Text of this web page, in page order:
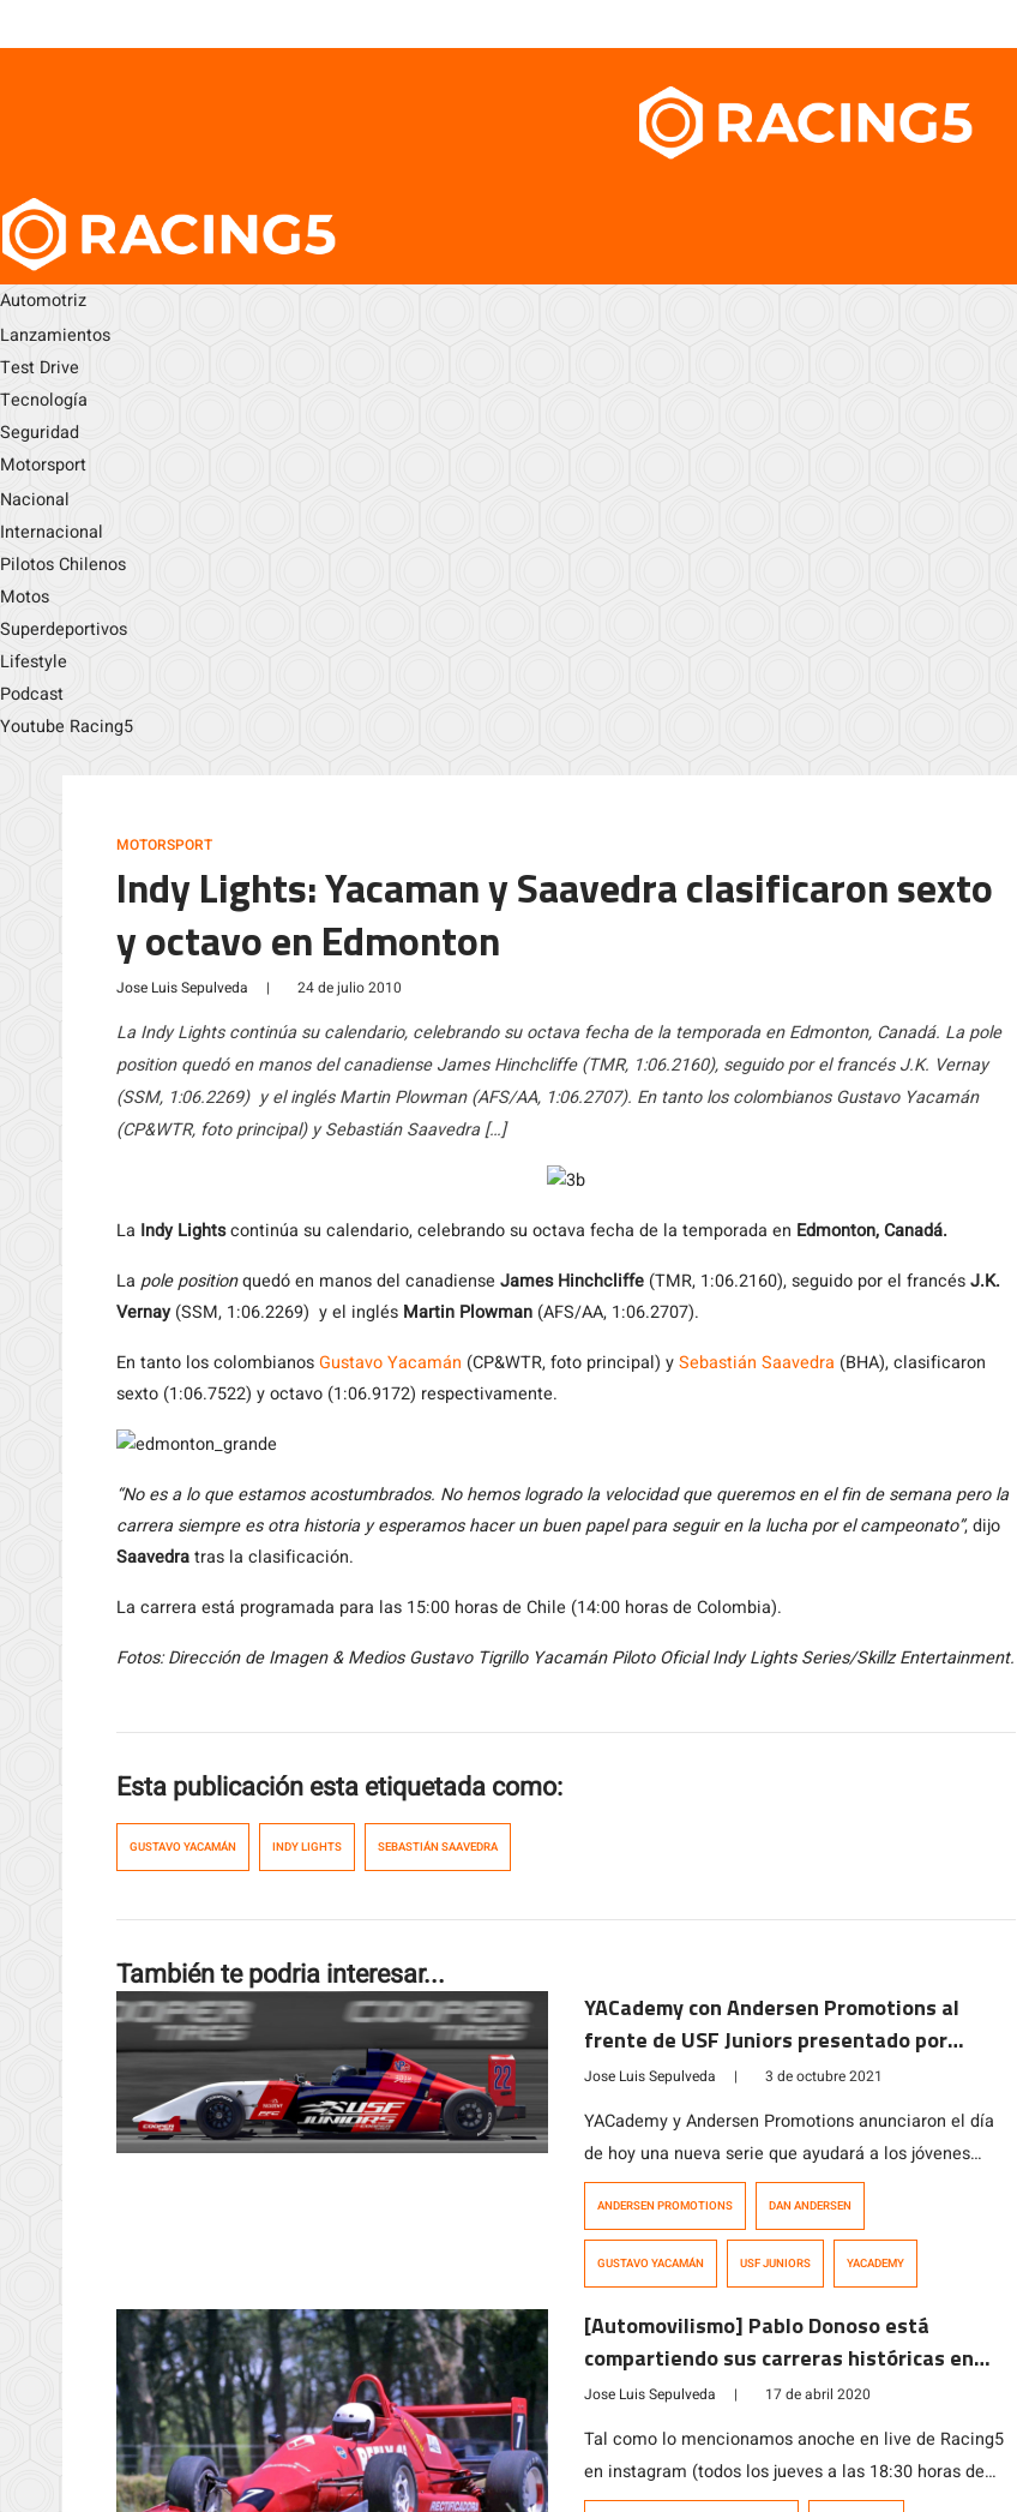
Automotriz
Lanzamientos
Test Drive
Tecnología
Seguridad
Motorsport
Nacional
Internacional
Pilotos Chilenos
Motos
Superdeportivos
Lifestyle
Podcast
Youtube Racing5
MOTORSPORT
Indy Lights: Yacaman y Saavedra clasificaron sexto
y octavo en Edmonton
Jose Luis Sepulveda | 24 de julio 2010
La Indy Lights continúa su calendario, celebrando su octava fecha de la temporada en Edmonton, Canadá. La pole
position quedó en manos del canadiense James Hinchcliffe (TMR, 1:06.2160), seguido por el francés J.K. Vernay
(SSM, 1:06.2269) y el inglés Martin Plowman (AFS/AA, 1:06.2707). En tanto los colombianos Gustavo Yacamán
(CP&WTR, foto principal) y Sebastián Saavedra […]
La Indy Lightscontinúa su calendario, celebrando su octava fecha de la temporada en Edmonton, Canadá.
La pole positionquedó en manos del canadiense James Hinchcliffe (TMR, 1:06.2160), seguido por el francésJ.K.
Vernay(SSM, 1:06.2269) y el inglés Martin Plowman (AFS/AA, 1:06.2707).
En tanto los colombianosGustavo Yacamán (CP&WTR, foto principal) ySebastián Saavedra (BHA), clasificaron
sexto (1:06.7522) y octavo (1:06.9172) respectivamente.
“No es a lo que estamos acostumbrados. No hemos logrado la velocidad que queremos en el fin de semana pero la
carrera siempre es otra historia y esperamos hacer un buen papel para seguir en la lucha por el campeonato”, dijo
Saavedratras la clasificación.
La carrera está programada para las 15:00 horas de Chile (14:00 horas de Colombia).
Fotos: Dirección de Imagen & Medios Gustavo Tigrillo Yacamán Piloto Oficial Indy Lights Series/Skillz Entertainment.
Esta publicación esta etiquetada como:
GUSTAVO YACAMÁN INDY LIGHTS SEBASTIÁN SAAVEDRA
También te podria interesar...
YACademy con Andersen Promotions al
frente de USF Juniors presentado por
Cooper Tires
Jose Luis Sepulveda | 3 de octubre 2021
YACademy y Andersen Promotions anunciaron el día
de hoy una nueva serie que ayudará a los jóvenes
talentos a prepararse para la plataforma de desarrollo
un camino claro hacia la serie NTT IndyCar Series.
USF Juniors Presentada por Cooper Tires se lanzará en
2022 y ofrecerá […]
ANDERSEN PROMOTIONS DAN ANDERSEN
GUSTAVO YACAMÁN USF JUNIORS YACADEMY
[Automovilismo] Pablo Donoso está
compartiendo sus carreras históricas en
YouTube
Jose Luis Sepulveda | 17 de abril 2020
Tal como lo mencionamos anoche en live de Racing5
en instagram (todos los jueves a las 18:30 horas de
Chile), el expiloto internacional, Pablo Donoso Prado,